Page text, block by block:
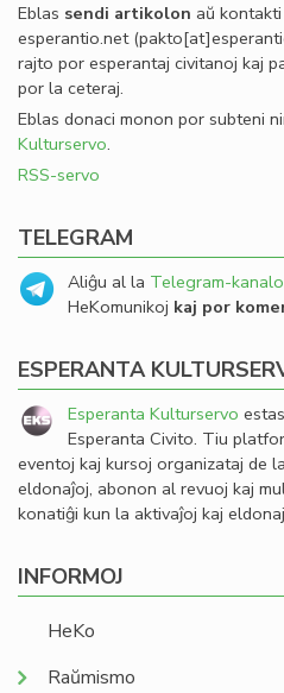
Eblas sendi artikolon aŭ
esperantio.net
rajto por esperantaj civitanoj kaj
por la ceteraj.
Eblas donaci monon por subteni
Kulturservo.
RSS-servo
TELEGRAM
Aliĝu al la Telegram-kanalo
HeKomunikoj kaj por
ESPERANTA
Esperanta Kulturservo
Esperanta Civito. Tiu
eventoj kaj kursoj organizataj de
eldonaĵoj, abonon al revuoj kaj
konatiĝi kun la aktivaĵoj kaj
INFORMOJ
HeKo
Raŭmismo